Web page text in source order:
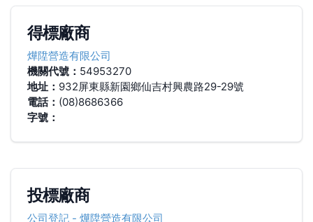
得標廠商
燁陞營造有限公司
機關代號： 54953270
地址： 932屏東縣新園鄉仙吉村興農路29-29號
電話： (08)8686366
字號：
投標廠商
公司登記- 燁陞營造有限公司